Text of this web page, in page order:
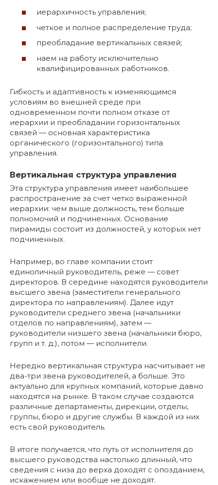
иерархичность управления;
четкое и полное распределение труда;
преобладание вертикальных связей;
наем на работу исключительно
квалифицированных работников.
Гибкость и адаптивность к изменяющимся
условиям во внешней среде при
одновременном почти полном отказе от
иерархии и преобладании горизонтальных
связей — основная характеристика
органического (горизонтального) типа
управления.
Вертикальная структура управления
Эта структура управления имеет наибольшее
распространение за счет четко выраженной
иерархии: чем выше должность, тем больше
полномочий и подчиненных. Основание
пирамиды состоит из должностей, у которых нет
подчиненных.
Например, во главе компании стоит
единоличный руководитель, реже — совет
директоров. В середине находятся руководители
высшего звена (заместители генерального
директора по направлениям). Далее идут
руководители среднего звена (начальники
отделов по направлениям), затем —
руководители низшего звена (начальники бюро,
групп и т. д.), потом — исполнители.
Нередко вертикальная структура насчитывает не
два-три звена руководителей, а больше. Это
актуально для крупных компаний, которые давно
находятся на рынке. В таком случае создаются
различные департаменты, дирекции, отделы,
группы, бюро и другие службы. В каждой из них
есть свой руководитель.
В итоге получается, что путь от исполнителя до
высшего руководства настолько длинный, что
сведения с низа до верха доходят с опозданием,
искажением или вообще не доходят.